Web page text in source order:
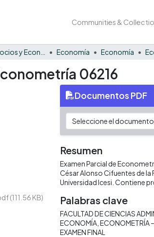
Communities &
Economía Economía
06216
(111.56 KB)
Documentos PDF
Resumen
Examen Parcial de
César Alonso Cifuentes de
Universidad Icesi. Contiene
Palabras clave
FACULTAD DE CIENCIAS
ECONOMÍA ECONOMETRÍA –
EXAMEN FINAL